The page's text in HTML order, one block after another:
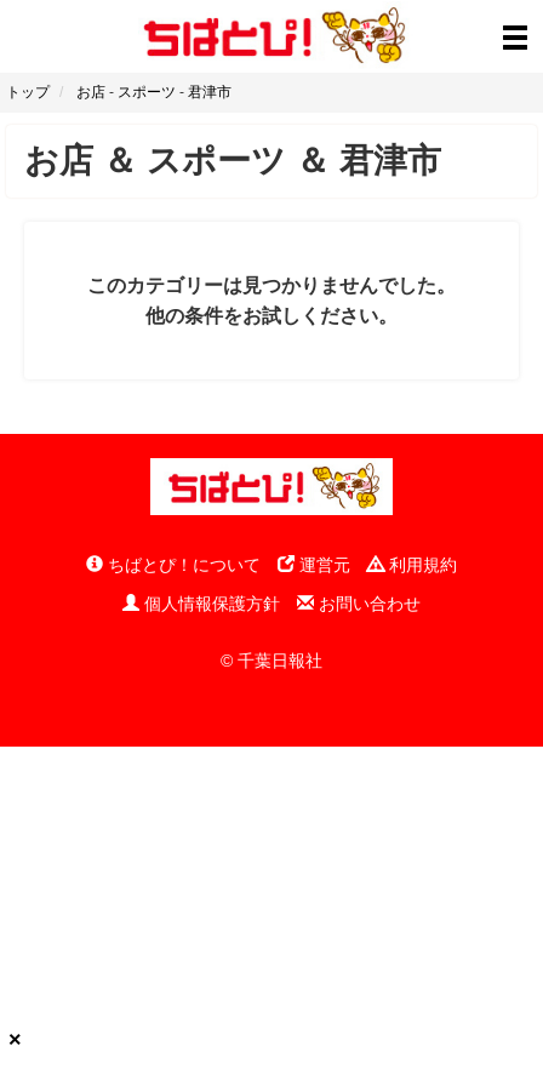
トップ お店 - スポーツ - 君津市
お店 ＆ スポーツ ＆ 君津市
このカテゴリーは見つかりませんでした。
他の条件をお試しください。
ちばとぴ！について 運営元
利用規約
個人情報保護方針
お問い合わせ
© 千葉日報社
×